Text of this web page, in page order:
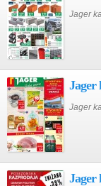
Jager
Jager
Jager
Jager